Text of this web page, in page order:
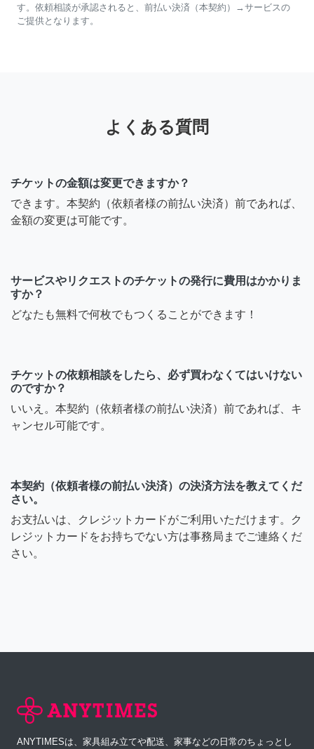
す。依頼相談が承認されると、前払い決済（本契約）→サービスの
ご提供となります。
よくある質問
チケットの金額は変更できますか？
できます。本契約（依頼者様の前払い決済）前であれば、
金額の変更は可能です。
サービスやリクエストのチケットの発行に費用はかかりま
すか？
どなたも無料で何枚でもつくることができます！
チケットの依頼相談をしたら、必ず買わなくてはいけない
のですか？
いいえ。本契約（依頼者様の前払い決済）前であれば、キ
ャンセル可能です。
本契約（依頼者様の前払い決済）の決済方法を教えてくだ
さい。
お支払いは、クレジットカードがご利用いただけます。ク
レジットカードをお持ちでない方は事務局までご連絡くだ
さい。
ANYTIMESは、家具組み立てや配送、家事などの日常のちょっとし